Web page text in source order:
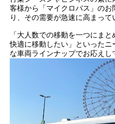
客様から「マイクロバス」の
り、その需要が急速に高まって
「大人数での移動を一つにま
快適に移動したい」といった
な車両ラインナップでお応えし